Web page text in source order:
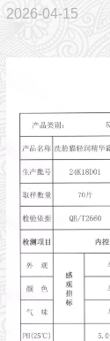
2026-04-15